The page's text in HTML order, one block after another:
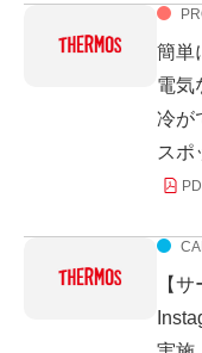
簡単
電気
冷が
スポ
【